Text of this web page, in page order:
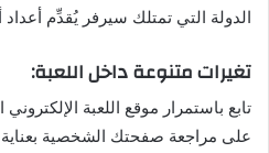
الدولة التي تمتلك سيرفر يُقدِّم أعداد
تغيرات متنوعة داخل اللعبة:
تابع باستمرار موقع اللعبة
على مراجعة صفحتك الشخصية